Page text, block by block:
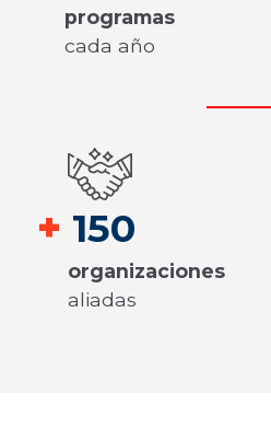
programas
cada año
+ 150
organizaciones
aliadas